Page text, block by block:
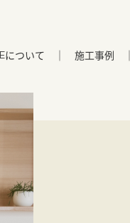
について 施工事例